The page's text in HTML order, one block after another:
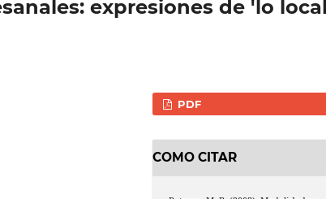
expresiones de 'lo
PDF
COMO CITAR